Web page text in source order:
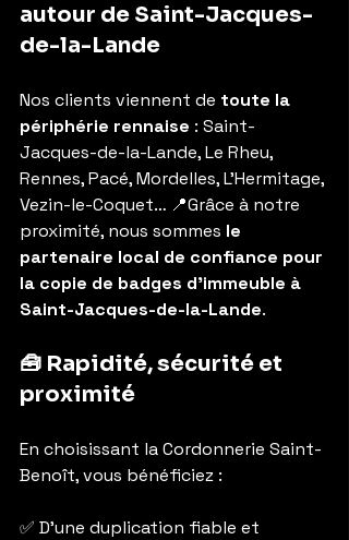
autour de Saint-Jacques-
de-la-Lande
Nos clients viennent de toute la
périphérie rennaise : Saint-
Jacques-de-la-Lande, Le Rheu,
Rennes, Pacé, Mordelles, L’Hermitage,
Vezin-le-Coquet… 📍Grâce à notre
proximité, nous sommes le
partenaire local de confiance pour
la copie de badges d’immeuble à
Saint-Jacques-de-la-Lande.
🧰 Rapidité, sécurité et
proximité
En choisissant la Cordonnerie Saint-
Benoît, vous bénéficiez :
✅ D’une duplication fiable et